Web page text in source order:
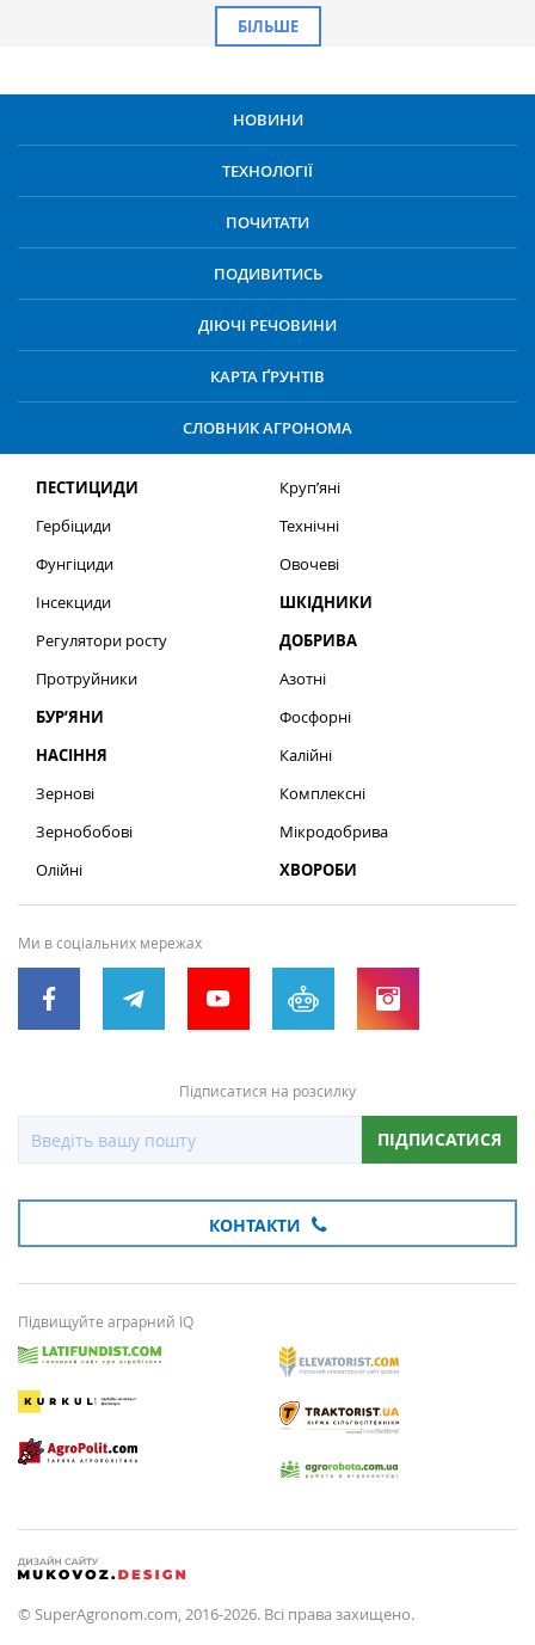
БІЛЬШЕ
НОВИНИ
ТЕХНОЛОГІЇ
ПОЧИТАТИ
ПОДИВИТИСЬ
ДІЮЧІ РЕЧОВИНИ
КАРТА ҐРУНТІВ
СЛОВНИК АГРОНОМА
ПЕСТИЦИДИ
Гербіциди
Фунгіциди
Інсекциди
Регулятори росту
Протруйники
БУР’ЯНИ
НАСІННЯ
Зернові
Зернобобові
Олійні
Круп’яні
Технічні
Овочеві
ШКІДНИКИ
ДОБРИВА
Азотні
Фосфорні
Калійні
Комплексні
Мікродобрива
ХВОРОБИ
Ми в соціальних мережах
Підписатися на розсилку
ПІДПИСАТИСЯ
КОНТАКТИ
Підвищуйте аграрний IQ
© SuperAgronom.com, 2016-2026. Всі права захищено.